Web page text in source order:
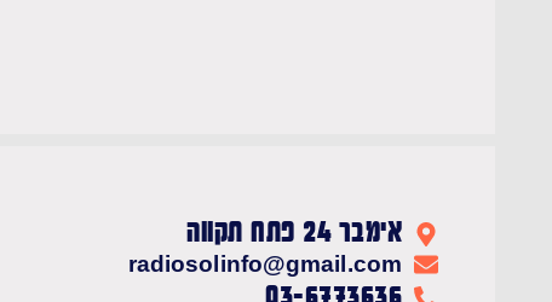
אימבר 24 פתח תקווה
radiosolinfo@gmail.com